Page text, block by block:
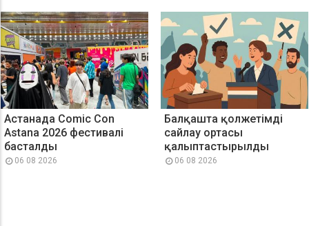
Астанада Comic Con
Astana 2026 фестивалі
басталды
06 08 2026
Балқашта қолжетімді
сайлау ортасы
қалыптастырылды
06 08 2026